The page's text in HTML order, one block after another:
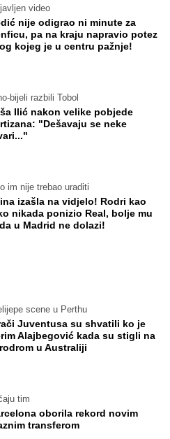
video
nije odigrao ni minute za
pa na kraju napravio potez
kojeg je u centru pažnje!
bijeli razbili Tobol
Ilić nakon velike pobjede
"Dešavaju se neke
im nije trebao uraditi
izašla na vidjelo! Rodri kao
nikada ponizio Real, bolje mu
u Madrid ne dolazi!
scene u Perthu
Juventusa su shvatili ko je
Alajbegović kada su stigli na
u Australiji
tim
oborila rekord novim
transferom